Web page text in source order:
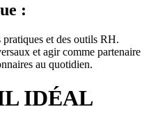
:
et des outils RH.
et agir comme partenaire
au quotidien.
IDÉAL